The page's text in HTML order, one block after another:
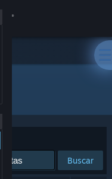
Buscar